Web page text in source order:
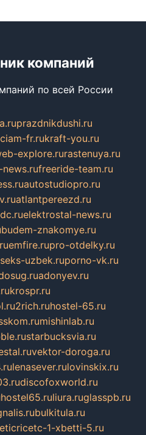
компаний
по всей России
prazdnikdushi.ru
ciam-fr.rukraft-you.ru
explore.rurastenuya.ru
freeride-team.ru
autostudiopro.ru
atlantpereezd.ru
elektrostal-news.ru
budem-znakomye.ru
emfire.rupro-otdelky.ru
seks-uzbek.ruporno-vk.ru
adonyev.ru
krospr.ru
2rich.ruhostel-65.ru
mishinlab.ru
starbucksvia.ru
vektor-doroga.ru
lenasever.rulovinskix.ru
discofoxworld.ru
hostel65.ruliura.ruglasspb.ru
bulkitula.ru
1-xbetti-5.ru